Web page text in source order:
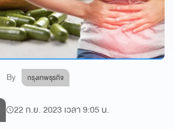
By กรุงเทพธุรกิจ
22 ก.ย. 2023 เวลา 9:05 น.